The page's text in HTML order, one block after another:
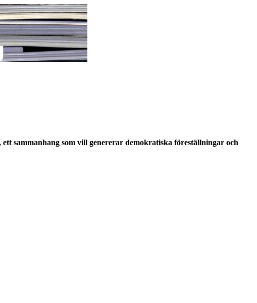
sammanhang som vill genererar demokratiska föreställningar och